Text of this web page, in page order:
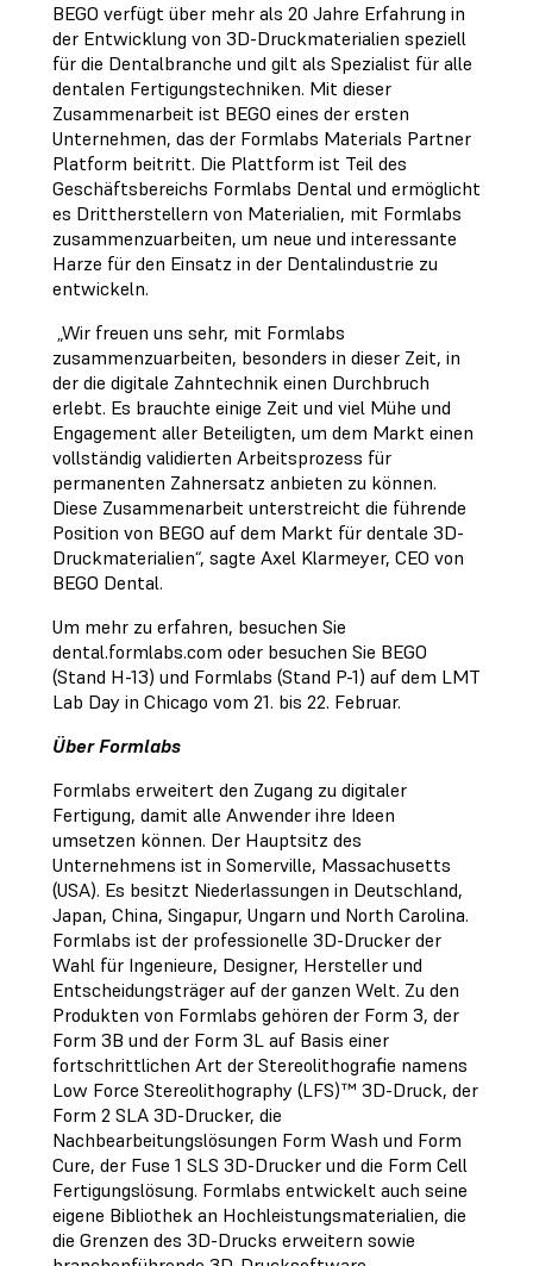
BEGO verfügt über mehr als 20 Jahre Erfahrung in
der Entwicklung von 3D-Druckmaterialien speziell
für die Dentalbranche und gilt als Spezialist für alle
dentalen Fertigungstechniken. Mit dieser
Zusammenarbeit ist BEGO eines der ersten
Unternehmen, das der Formlabs Materials Partner
Platform beitritt. Die Plattform ist Teil des
Geschäftsbereichs Formlabs Dental und ermöglicht
es Drittherstellern von Materialien, mit Formlabs
zusammenzuarbeiten, um neue und interessante
Harze für den Einsatz in der Dentalindustrie zu
entwickeln.
„Wir freuen uns sehr, mit Formlabs
zusammenzuarbeiten, besonders in dieser Zeit, in
der die digitale Zahntechnik einen Durchbruch
erlebt. Es brauchte einige Zeit und viel Mühe und
Engagement aller Beteiligten, um dem Markt einen
vollständig validierten Arbeitsprozess für
permanenten Zahnersatz anbieten zu können.
Diese Zusammenarbeit unterstreicht die führende
Position von BEGO auf dem Markt für dentale 3D-
Druckmaterialien“, sagte Axel Klarmeyer, CEO von
BEGO Dental.
Um mehr zu erfahren, besuchen Sie
dental.formlabs.com oder besuchen Sie BEGO
(Stand H-13) und Formlabs (Stand P-1) auf dem LMT
Lab Day in Chicago vom 21. bis 22. Februar.
Über Formlabs
Formlabs erweitert den Zugang zu digitaler
Fertigung, damit alle Anwender ihre Ideen
umsetzen können. Der Hauptsitz des
Unternehmens ist in Somerville, Massachusetts
(USA). Es besitzt Niederlassungen in Deutschland,
Japan, China, Singapur, Ungarn und North Carolina.
Formlabs ist der professionelle 3D-Drucker der
Wahl für Ingenieure, Designer, Hersteller und
Entscheidungsträger auf der ganzen Welt. Zu den
Produkten von Formlabs gehören der Form 3, der
Form 3B und der Form 3L auf Basis einer
fortschrittlichen Art der Stereolithografie namens
Low Force Stereolithography (LFS)™ 3D-Druck, der
Form 2 SLA 3D-Drucker, die
Nachbearbeitungslösungen Form Wash und Form
Cure, der Fuse 1 SLS 3D-Drucker und die Form Cell
Fertigungslösung. Formlabs entwickelt auch seine
eigene Bibliothek an Hochleistungsmaterialien, die
die Grenzen des 3D-Drucks erweitern sowie